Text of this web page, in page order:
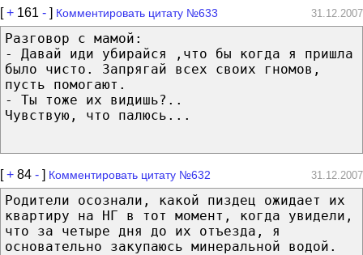
[+ 161 - ] Комментировать цитату №633 31.12.2007
Разговор с мамой:
- Давай иди убирайся ,что бы когда я пришла
было чисто. Запрягай всех своих гномов,
пусть помогают.
- Ты тоже их видишь?..
Чувствую, что палюсь...
[+ 84 - ] Комментировать цитату №632 31.12.2007
Родители осознали, какой пиздец ожидает их
квартиру на НГ в тот момент, когда увидели,
что за четыре дня до их отъезда, я
основательно закупаюсь минеральной водой.